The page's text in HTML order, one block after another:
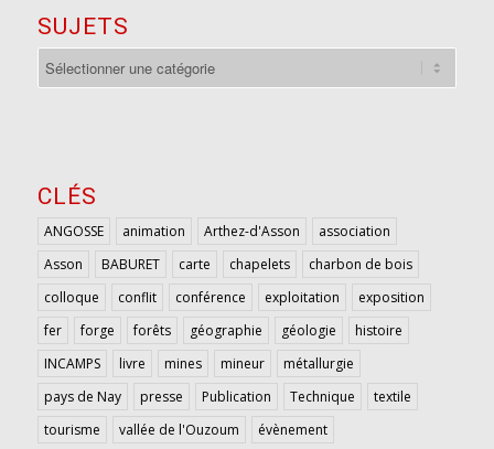
SUJETS
CLÉS
ANGOSSE animation Arthez-d'Asson
association
Asson
BABURET carte chapelets
charbon de bois
colloque
conflit conférence exploitation
exposition
fer
forge forêts géographie géologie
histoire
INCAMPS
livre mines mineur
métallurgie
pays de Nay
presse Publication Technique
textile
tourisme
vallée de l'Ouzoum évènement